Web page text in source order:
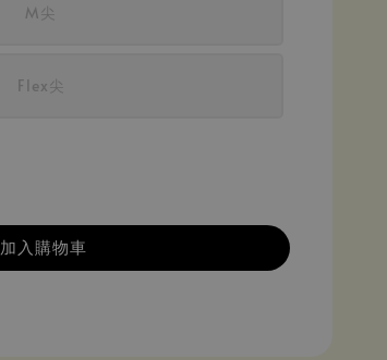
M尖
Flex尖
加入購物車